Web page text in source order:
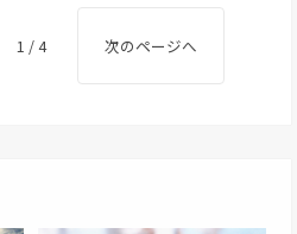
1 / 4 次のページへ